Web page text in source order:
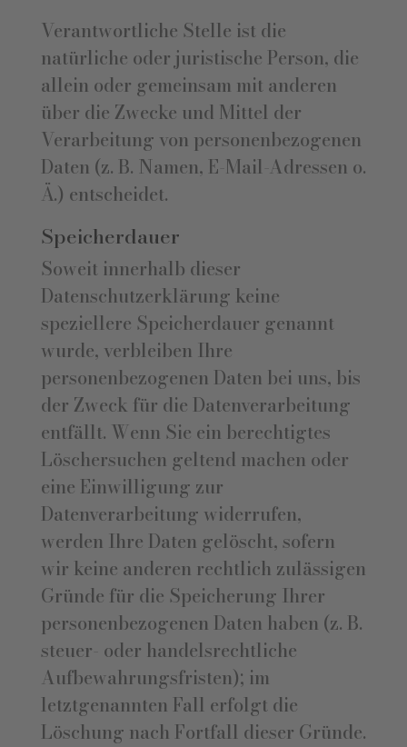
Verantwortliche Stelle ist die
natürliche oder juristische Person, die
allein oder gemeinsam mit anderen
über die Zwecke und Mittel der
Verarbeitung von personenbezogenen
Daten (z. B. Namen, E-Mail-Adressen o.
Ä.) entscheidet.
Speicherdauer
Soweit innerhalb dieser
Datenschutzerklärung keine
speziellere Speicherdauer genannt
wurde, verbleiben Ihre
personenbezogenen Daten bei uns, bis
der Zweck für die Datenverarbeitung
entfällt. Wenn Sie ein berechtigtes
Löschersuchen geltend machen oder
eine Einwilligung zur
Datenverarbeitung widerrufen,
werden Ihre Daten gelöscht, sofern
wir keine anderen rechtlich zulässigen
Gründe für die Speicherung Ihrer
personenbezogenen Daten haben (z. B.
steuer- oder handelsrechtliche
Aufbewahrungsfristen); im
letztgenannten Fall erfolgt die
Löschung nach Fortfall dieser Gründe.